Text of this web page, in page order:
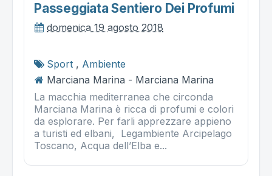
Passeggiata Sentiero Dei Profumi
domenica 19 agosto 2018
Sport , Ambiente
Marciana Marina - Marciana Marina
La macchia mediterranea che circonda
Marciana Marina è ricca di profumi e colori
da esplorare. Per farli apprezzare appieno
a turisti ed elbani, Legambiente Arcipelago
Toscano, Acqua dell’Elba e...